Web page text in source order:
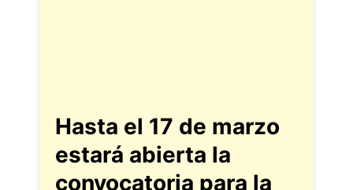
Hasta el 17 de marzo
estará abierta la
convocatoria para la